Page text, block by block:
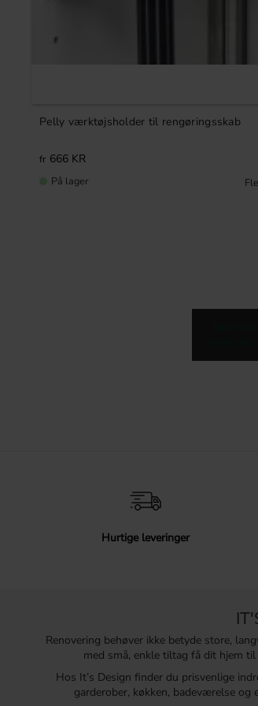
Pelly værktøjsholder til rengøringsskab
666KR
På lager
Hurtige leveringer
Renovering behøver ikke betyde store,
med små, enkle tiltag få dit hjem
Hos It’s Design finder du prisvenlige
garderober, køkken, badeværelse og